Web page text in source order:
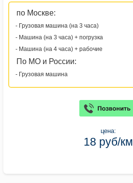
по Москве:
- Грузовая машина (на 3 часа)
- Машина (на 3 часа) + погрузка
- Машина (на 4 часа) + рабочие
По МО и России:
- Грузовая машина
цена:
18 руб/км